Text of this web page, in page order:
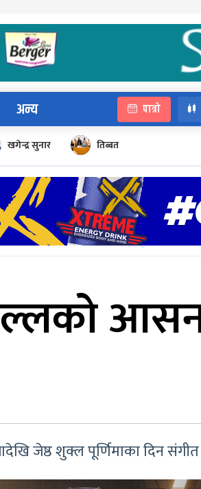
अन्य पात्रो
खगेन्द्र सुनार तिब्बत
जेष्ठ शुक्ल पूर्णिमाका दिन